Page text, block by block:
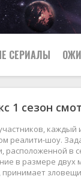
СЕРИАЛЫ
1 сезон
каждый
реалити-шоу.
расположенной в
в размере двух